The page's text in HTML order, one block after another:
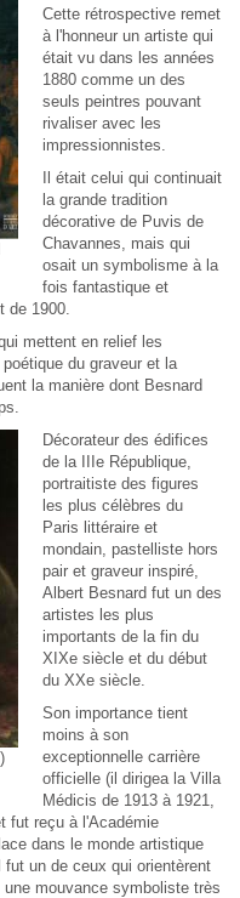
Cette rétrospective remet
à l'honneur un artiste qui
était vu dans les années
1880 comme un des
seuls peintres pouvant
rivaliser avec les
impressionnistes.
Il était celui qui continuait
la grande tradition
décorative de Puvis de
Chavannes, mais qui
osait un symbolisme à la
fois fantastique et
de 1900.
mettent en relief les
du graveur et la
la manière dont Besnard
Décorateur des édifices
de la IIIe République,
portraitiste des figures
les plus célèbres du
Paris littéraire et
mondain, pastelliste hors
pair et graveur inspiré,
Albert Besnard fut un des
artistes les plus
importants de la fin du
XIXe siècle et du début
du XXe siècle.
Son importance tient
moins à son
exceptionnelle carrière
officielle (il dirigea la Villa
Médicis de 1913 à 1921,
fut reçu à l'Académie
dans le monde artistique
un de ceux qui orientèrent
mouvance symboliste très